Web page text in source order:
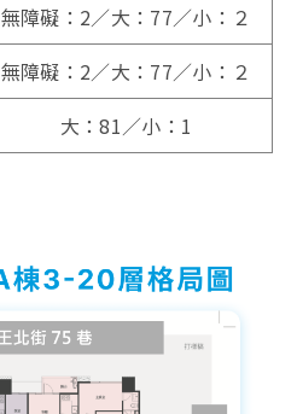
無障礙：2／大：77／小：２
無障礙：2／大：77／小：２
大：81／小：1